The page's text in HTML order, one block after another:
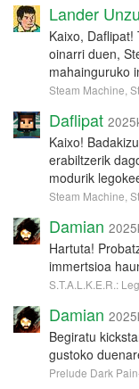
Lander
Kaixo,
oinarri duen,
mahainguruko
Steam Machine,
Daflipat
Kaixo!
erabiltzerik
modurik
Steam Machine,
Damian
Hartuta!
immertsioa
S.T.A.L.K.E.R.:
Damian
Begiratu
gustoko
Prelude Dark